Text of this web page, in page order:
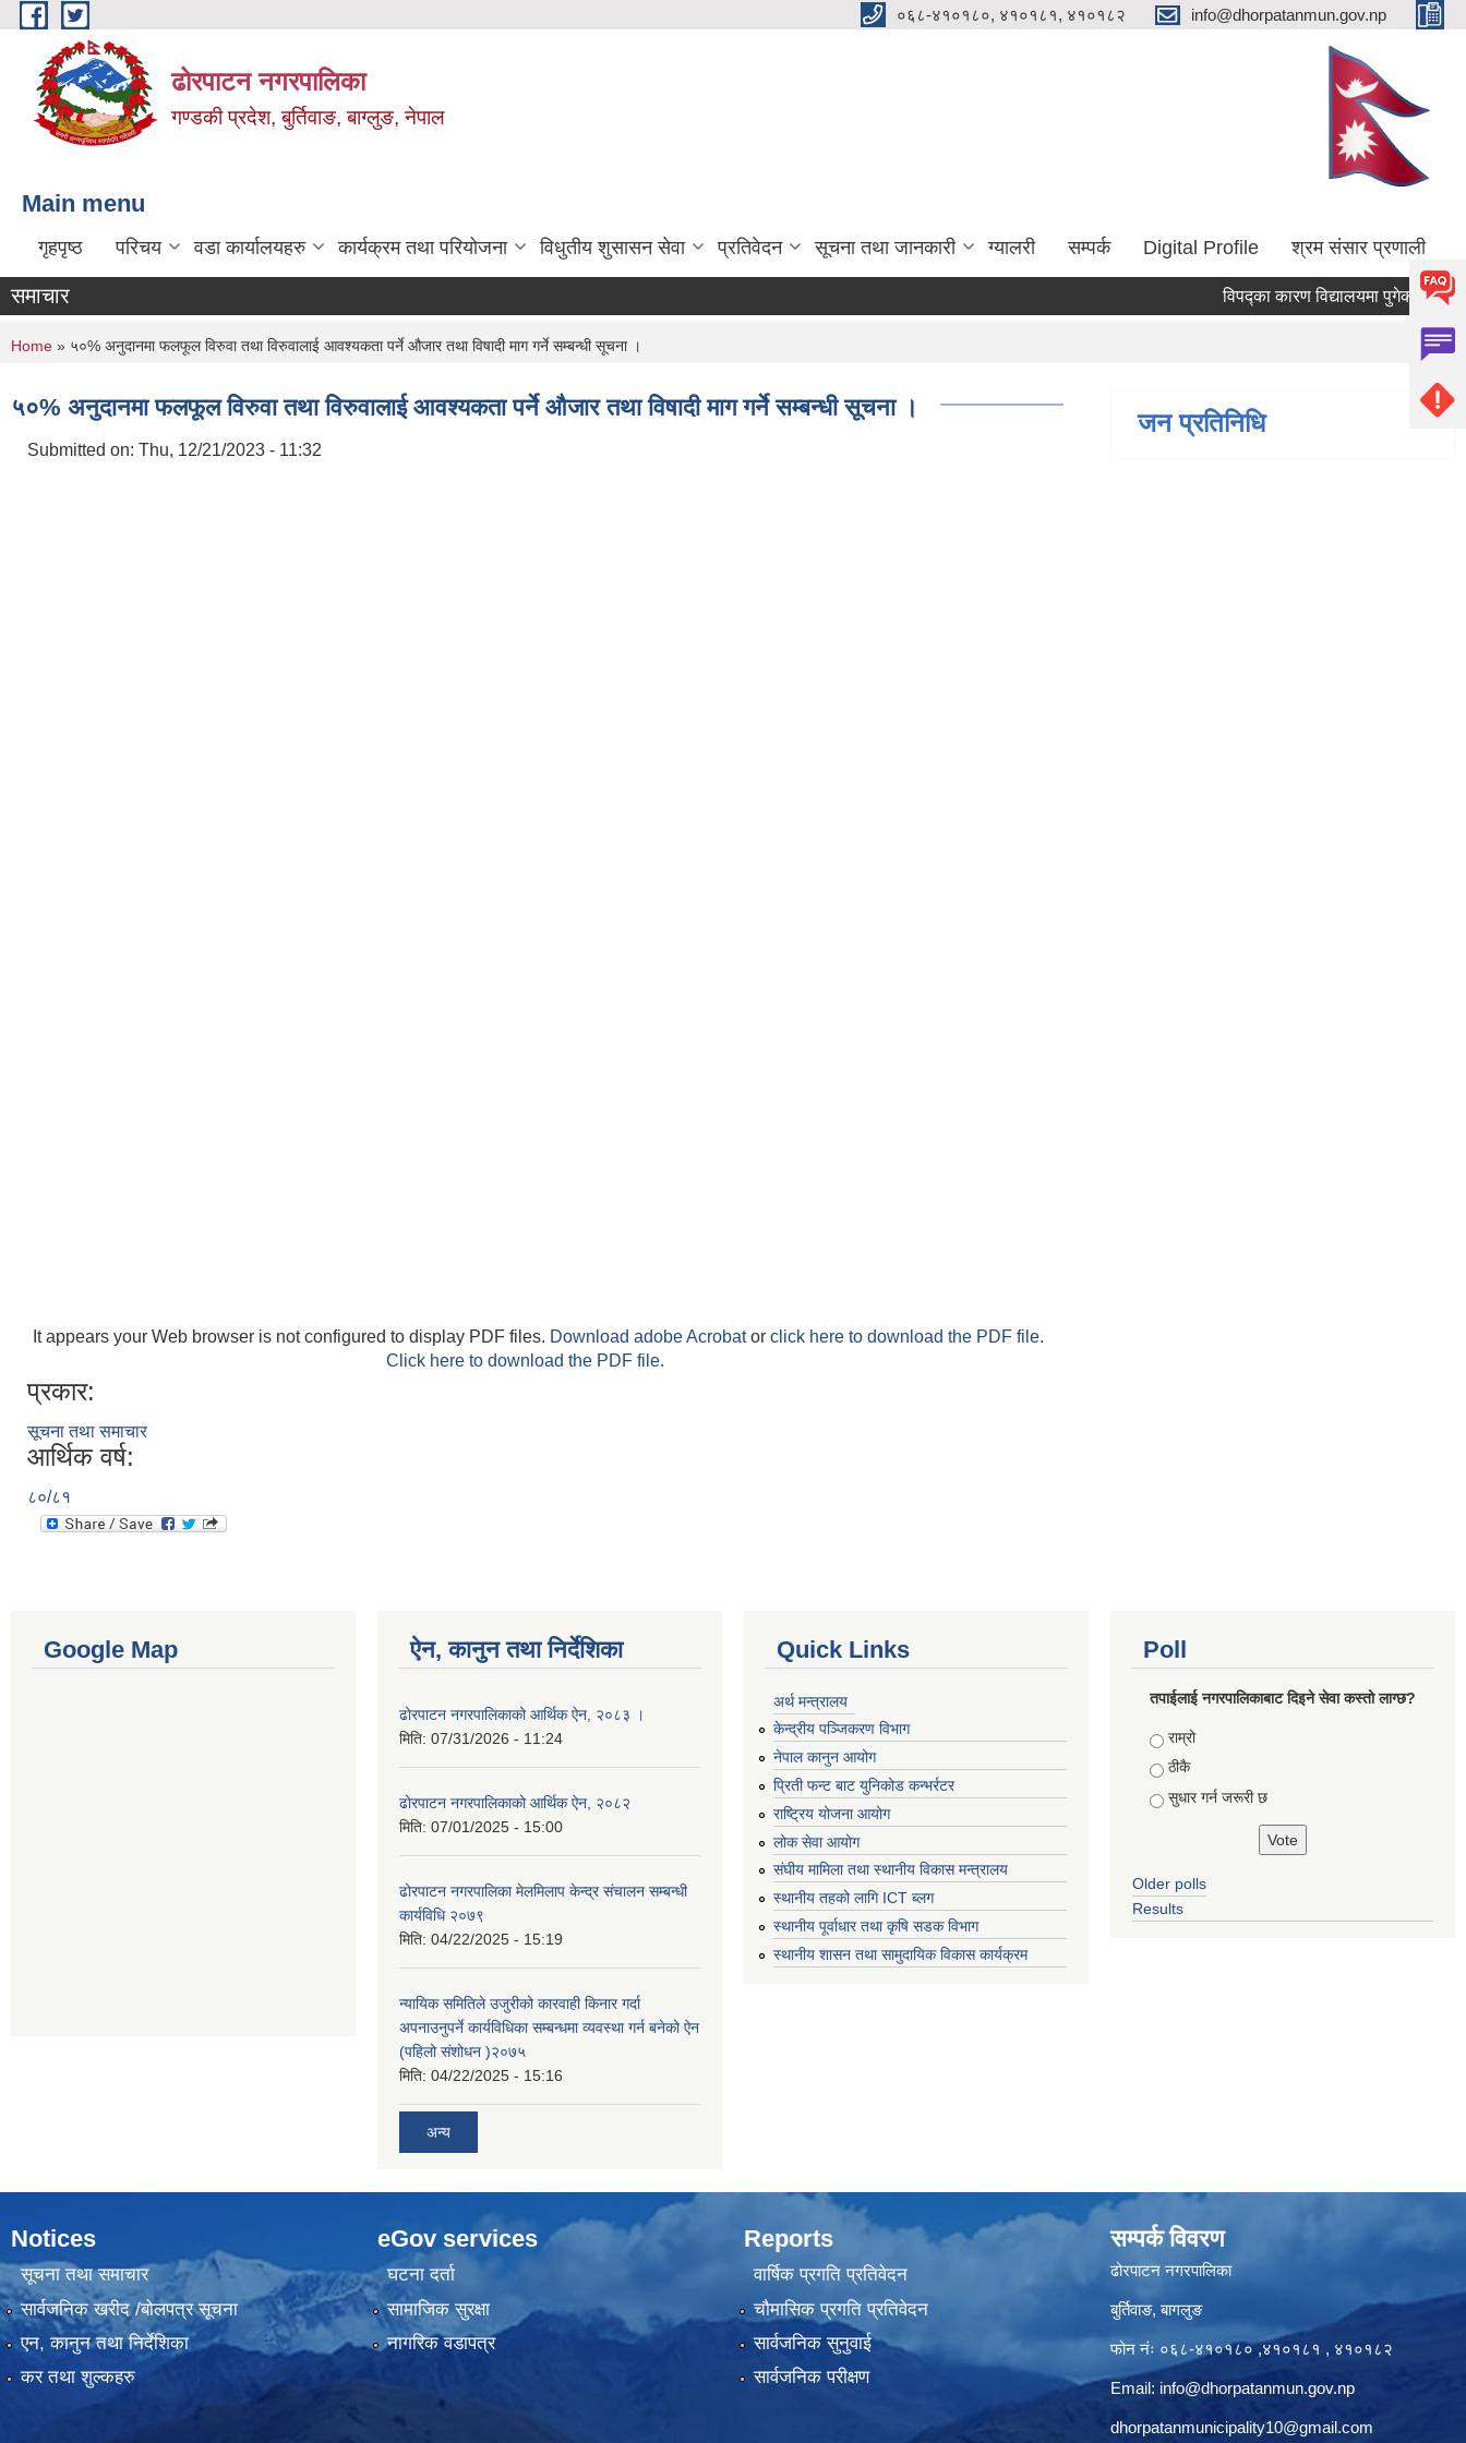
Skip to main content ०६८-४१०१८०, ४१०१८१, ४१०१८२ info@dhorpatanmun.gov.np
ढोरपाटन नगरपालिका
गण्डकी प्रदेश, बुर्तिवाङ, बाग्लुङ, नेपाल
Main menu
गृहपृष्ठ परिचय वडा कार्यालयहरु कार्यक्रम तथा परियोजना विधुतीय शुसासन सेवा प्रतिवेदन सूचना तथा जानकारी ग्यालरी सम्पर्क Digital Profile श्रम संसार प्रणाली
समाचार विपद्का कारण विद्यालयमा पुगेको क्षति
You are here
Home » ५०% अनुदानमा फलफूल विरुवा तथा विरुवालाई आवश्यकता पर्ने ‍‌औजार तथा विषादी माग गर्ने सम्बन्धी सूचना ।
५०% अनुदानमा फलफूल विरुवा तथा विरुवालाई आवश्यकता पर्ने ‍‌औजार तथा विषादी माग गर्ने सम्बन्धी सूचना ।
Submitted on: Thu, 12/21/2023 - 11:32
It appears your Web browser is not configured to display PDF files. Download adobe Acrobator click here to download the PDF file.
Click here to download the PDF file.
प्रकार:
सूचना तथा समाचार
आर्थिक वर्ष:
८०/८१
जन प्रतिनिधि
Google Map ऐन, कानुन तथा निर्देशिका
ढोरपाटन नगरपालिकाको आर्थिक ऐन, २०८३ ।
मिति: 07/31/2026 - 11:24
ढोरपाटन नगरपालिकाको आर्थिक ऐन, २०८२
मिति: 07/01/2025 - 15:00
ढोरपाटन नगरपालिका मेलमिलाप केन्द्र संचालन सम्बन्धी
कार्यविधि २०७९
मिति: 04/22/2025 - 15:19
न्यायिक समितिले उजुरीको कारवाही किनार गर्दा
अपनाउनुपर्ने कार्यविधिका सम्बन्धमा व्यवस्था गर्न बनेको ऐन
(पहिलो संशोधन )२०७५
मिति: 04/22/2025 - 15:16
अन्य
Quick Links
अर्थ मन्त्रालय
केन्द्रीय पञ्जिकरण विभाग
नेपाल कानुन आयोग
प्रिती फन्ट बाट युनिकोड कन्भर्रटर
राष्ट्रिय योजना आयोग
लोक सेवा आयोग
संघीय मामिला तथा स्थानीय विकास मन्त्रालय
स्थानीय तहको लागि ICT ब्लग
स्थानीय पूर्वाधार तथा कृषि सडक विभाग
स्थानीय शासन तथा सामुदायिक विकास कार्यक्रम
Poll
तपाईलाई नगरपालिकाबाट दिइने सेवा कस्तो लाग्छ?
Choices
राम्रो
ठीकै
सुधार गर्न जरूरी छ
Older polls
Results
Notices
सूचना तथा समाचार
सार्वजनिक खरीद /बोलपत्र सूचना
एन, कानुन तथा निर्देशिका
कर तथा शुल्कहरु
eGov services
घटना दर्ता
सामाजिक सुरक्षा
नागरिक वडापत्र
Reports
वार्षिक प्रगति प्रतिवेदन
चौमासिक प्रगति प्रतिवेदन
सार्वजनिक सुनुवाई
सार्वजनिक परीक्षण
सम्पर्क विवरण
ढोरपाटन नगरपालिका
बुर्तिवाङ, बागलुङ
फोन नंः ०६८-४१०१८० ,४१०१८१ , ४१०१८२
Email: info@dhorpatanmun.gov.np
dhorpatanmunicipality10@gmail.com